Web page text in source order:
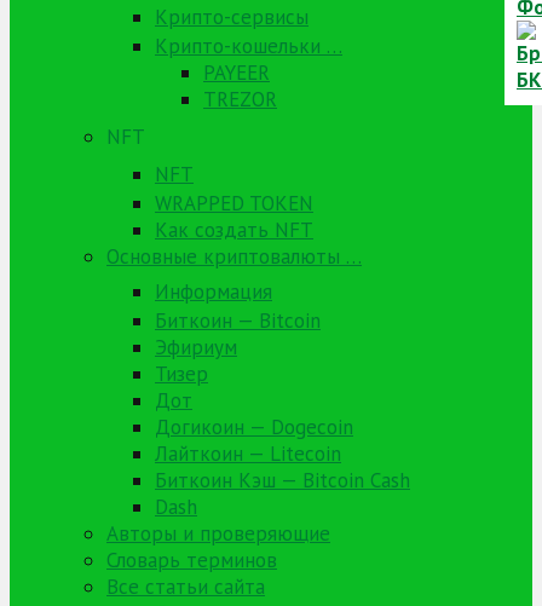
Крипто-сервисы
Крипто-кошельки …
PAYEER
TREZOR
NFT
NFT
WRAPPED TOKEN
Как создать NFT
Основные криптовалюты …
Информация
Биткоин — Bitcoin
Эфириум
Тизер
Дот
Догикоин — Dogecoin
Лайткоин — Litecoin
Биткоин Кэш — Bitcoin Cash
Dash
Авторы и проверяющие
Словарь терминов
Все статьи сайта